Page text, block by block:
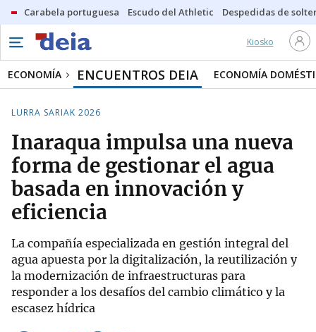
Carabela portuguesa Escudo del Athletic Despedidas de
Kiosko
ECONOMÍA ENCUENTROS DEIA ECONOMÍA
LURRA SARIAK 2026
Inaraqua impulsa una nueva
forma de gestionar el agua
basada en innovación y
eficiencia
La compañía especializada en gestión integral del
agua apuesta por la digitalización, la reutilización y
la modernización de infraestructuras para
responder a los desafíos del cambio climático y la
escasez hídrica